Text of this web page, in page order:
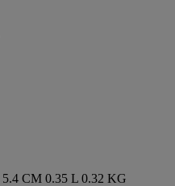
5.4 CM 0.35 L 0.32 KG